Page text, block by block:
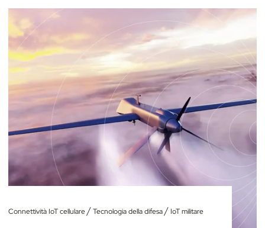
Connettività IoT cellulare/Tecnologia della difesa/ IoT militare